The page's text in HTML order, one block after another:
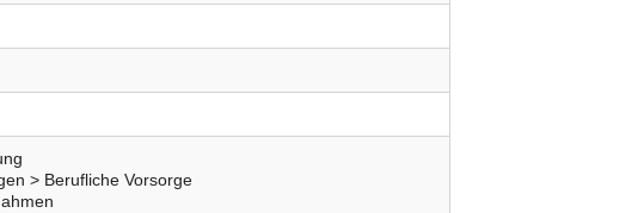
> Berufliche Vorsorge